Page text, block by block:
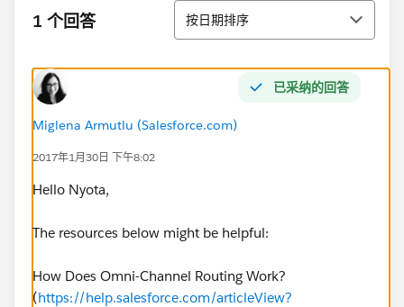
1 个回答 排序
按日期排序
已采纳的回答
Miglena Armutlu (Salesforce.com)
2017年1月30日 下午8:02
Hello Nyota,
The resources below might be helpful:
How Does Omni-Channel Routing Work?
(https://help.salesforce.com/articleView?